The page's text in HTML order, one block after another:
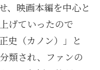
、映画本編を中心と
げていったので
史（カノン）」と
類され、ファンの